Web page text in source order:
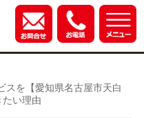
スを【愛知県名古屋市天白
たい理由